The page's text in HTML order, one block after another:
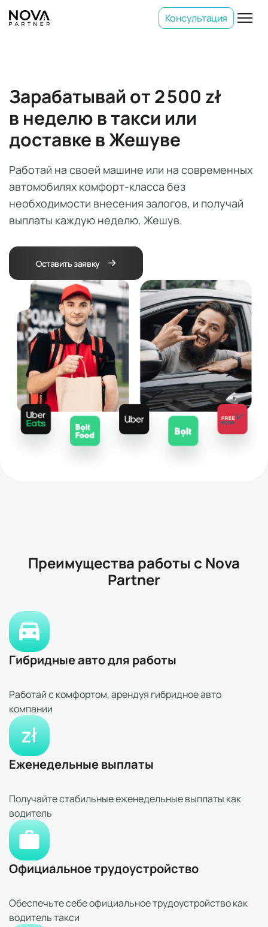
Консультация
Зарабатывай от 2 500 zł
в неделю в такси или
доставке в Жешуве
Работай на своей машине или на современных
автомобилях комфорт-класса без
необходимости внесения залогов, и получай
выплаты каждую неделю, Жешув.
Оставить заявку
Преимущества работы с Nova
Partner
Гибридные авто для работы
Работай с комфортом, арендуя гибридное авто
компании
Еженедельные выплаты
Получайте стабильные еженедельные выплаты как
водитель
Официальное трудоустройство
Обеспечьте себе официальное трудоустройство как
водитель такси